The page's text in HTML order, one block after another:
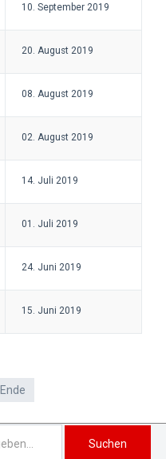
10. September 2019
20. August 2019
08. August 2019
02. August 2019
14. Juli 2019
01. Juli 2019
24. Juni 2019
15. Juni 2019
Ende
Suchen